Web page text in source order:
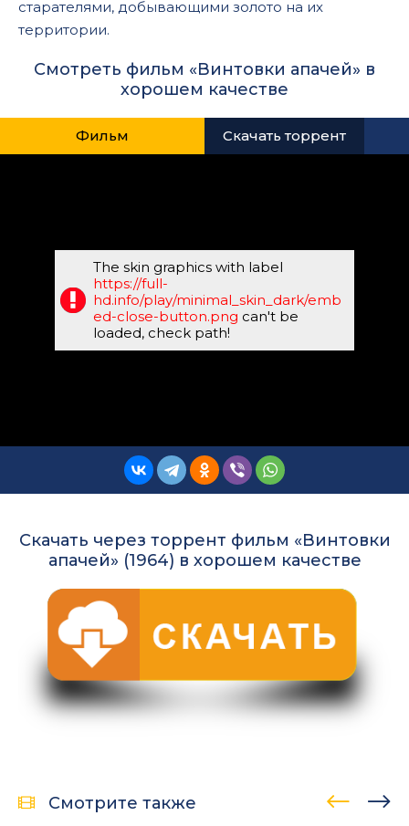
старателями, добывающими золото на их
территории.
Смотреть фильм «Винтовки апачей» в
хорошем качестве
Фильм Скачать торрент
The skin graphics with label
https://full-
hd.info/play/minimal_skin_dark/emb
ed-close-button.png can't be
loaded, check path!
Скачать через торрент фильм «Винтовки
апачей» (1964) в хорошем качестве
Смотрите также